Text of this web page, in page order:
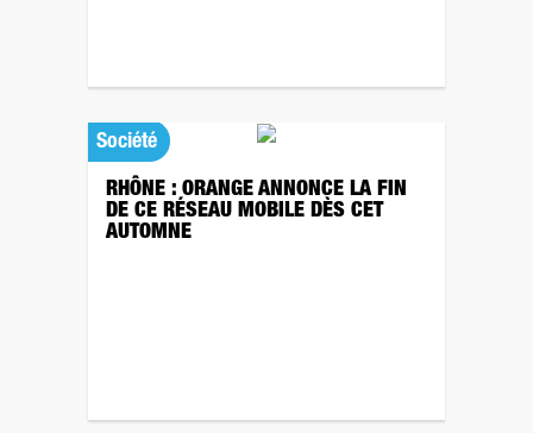
Société
RHÔNE : ORANGE ANNONCE LA FIN
DE CE RÉSEAU MOBILE DÈS CET
AUTOMNE